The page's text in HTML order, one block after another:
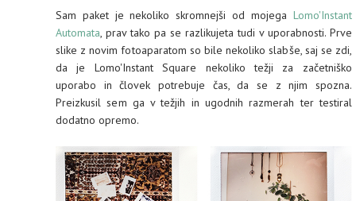
Sam paket je nekoliko skromnejši od mojega Lomo'Instant
Automata, prav tako pa se razlikujeta tudi v uporabnosti. Prve
slike z novim fotoaparatom so bile nekoliko slabše, saj se zdi,
da je Lomo'Instant Square nekoliko težji za začetniško
uporabo in človek potrebuje čas, da se z njim spozna.
Preizkusil sem ga v težjih in ugodnih razmerah ter testiral
dodatno opremo.